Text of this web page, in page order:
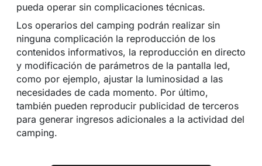
pueda operar sin complicaciones técnicas.
Los operarios del camping podrán realizar sin
ninguna complicación la reproducción de los
contenidos informativos, la reproducción en directo
y modificación de parámetros de la pantalla led,
como por ejemplo, ajustar la luminosidad a las
necesidades de cada momento. Por último,
también pueden reproducir publicidad de terceros
para generar ingresos adicionales a la actividad del
camping.